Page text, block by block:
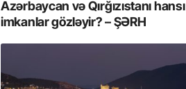
Azərbaycan və Qırğızıstanı hansı
imkanlar gözləyir? – ŞƏRH